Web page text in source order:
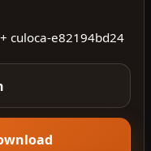
culoca-e82194bd24